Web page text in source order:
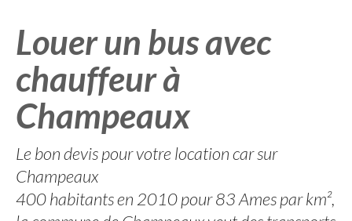
Louer un bus avec
chauffeur à
Champeaux
Le bon devis pour votre location car sur
Champeaux
400 habitants en 2010 pour 83 Ames par km²,